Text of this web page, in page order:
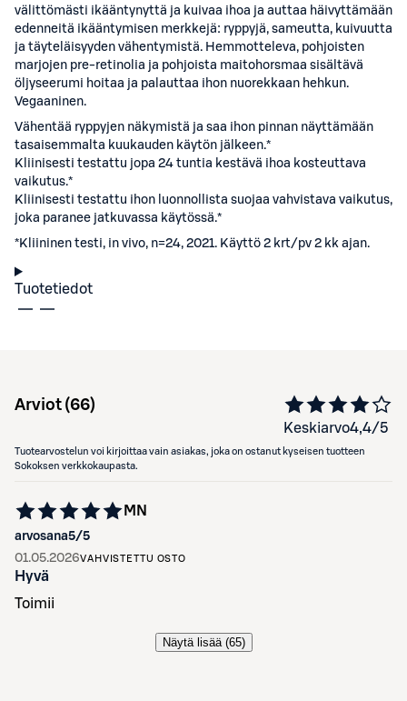
välittömästi ikääntynyttä ja kuivaa ihoa ja auttaa häivyttämään
edenneitä ikääntymisen merkkejä: ryppyjä, sameutta, kuivuutta
ja täyteläisyyden vähentymistä. Hemmotteleva, pohjoisten
marjojen pre-retinolia ja pohjoista maitohorsmaa sisältävä
öljyseerumi hoitaa ja palauttaa ihon nuorekkaan hehkun.
Vegaaninen.
Vähentää ryppyjen näkymistä ja saa ihon pinnan näyttämään
tasaisemmalta kuukauden käytön jälkeen.*
Kliinisesti testattu jopa 24 tuntia kestävä ihoa kosteuttava
vaikutus.*
Kliinisesti testattu ihon luonnollista suojaa vahvistava vaikutus,
joka paranee jatkuvassa käytössä.*
*Kliininen testi, in vivo, n=24, 2021. Käyttö 2 krt/pv 2 kk ajan.
Tuotetiedot
Arviot (66)
Keskiarvo4,4/5
Tuotearvostelun voi kirjoittaa vain asiakas, joka on ostanut kyseisen tuotteen
Sokoksen verkkokaupasta.
arvosana5/5
MN
01.05.2026VAHVISTETTU OSTO
Hyvä
Toimii
Näytä lisää (65)